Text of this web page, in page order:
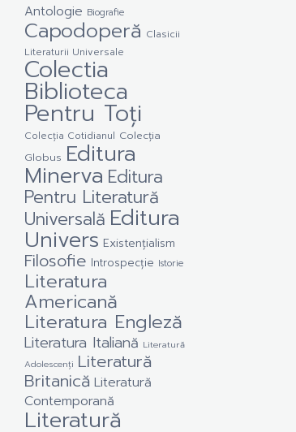
Antologie Biografie
Capodoperă Clasicii
Literaturii Universale
Colectia
Biblioteca
Pentru Toți
Colecția Cotidianul Colecția
Globus Editura
Minerva Editura
Pentru Literatură
Universală Editura
Univers Existențialism
Filosofie Introspecție Istorie
Literatura
Americană
Literatura Engleză
Literatura Italiană Literatură
Adolescenți Literatură
Britanică Literatură
Contemporană
Literatură